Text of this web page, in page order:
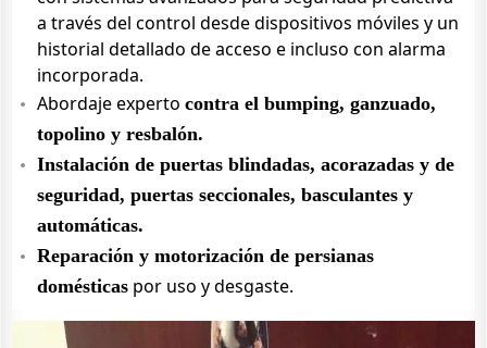
a través del control desde dispositivos móviles y un
historial detallado de acceso e incluso con alarma
incorporada.
Abordaje experto contra el bumping, ganzuado,
topolino y resbalón.
Instalación de puertas blindadas, acorazadas y de
seguridad, puertas seccionales, basculantes y
automáticas.
Reparación y motorización de persianas
domésticas por uso y desgaste.